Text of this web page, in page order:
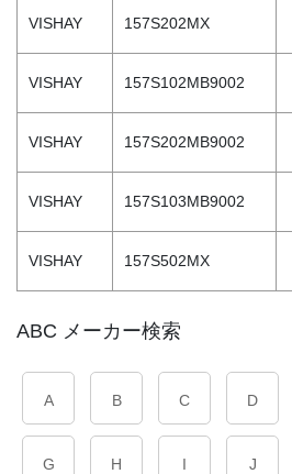
VISHAY 157S202MX
VISHAY 157S102MB9002
VISHAY 157S202MB9002
VISHAY 157S103MB9002
VISHAY 157S502MX
ABC メーカー検索
A B C D
G H I J